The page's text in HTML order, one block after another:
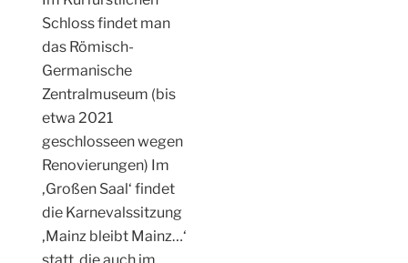
Schloss findet man
das Römisch-
Germanische
Zentralmuseum (bis
etwa 2021
geschlosseen wegen
Renovierungen) Im
‚Großen Saal‘ findet
die Karnevalssitzung
‚Mainz bleibt Mainz…‘